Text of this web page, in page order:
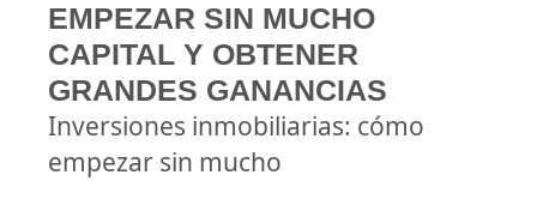
EMPEZAR SIN MUCHO
CAPITAL Y OBTENER
GRANDES GANANCIAS
Inversiones inmobiliarias: cómo
empezar sin mucho